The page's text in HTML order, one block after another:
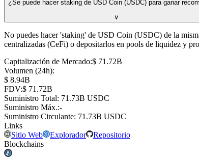
¿Se puede hacer staking de USD Coin (USDC) para ganar
∨
No puedes hacer 'staking' de USD Coin (USDC) de la
centralizadas (CeFi) o depositarlos en pools de liquidez y
Capitalización de Mercado:⁦$⁩ 71.72B
Volumen (24h):
⁦$⁩ 8.94B
FDV:⁦$⁩ 71.72B
Suministro Total: ⁦⁩ 71.73B USDC
Suministro Máx.:-
Suministro Circulante: ⁦⁩ 71.73B USDC
Links
Sitio Web
Explorador
Repositorio
Blockchains